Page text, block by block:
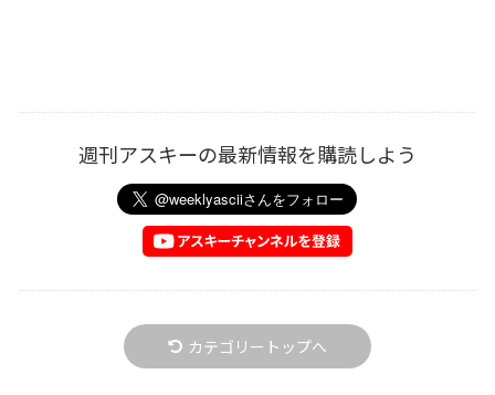
週刊アスキーの最新情報を購読しよう
カテゴリートップへ